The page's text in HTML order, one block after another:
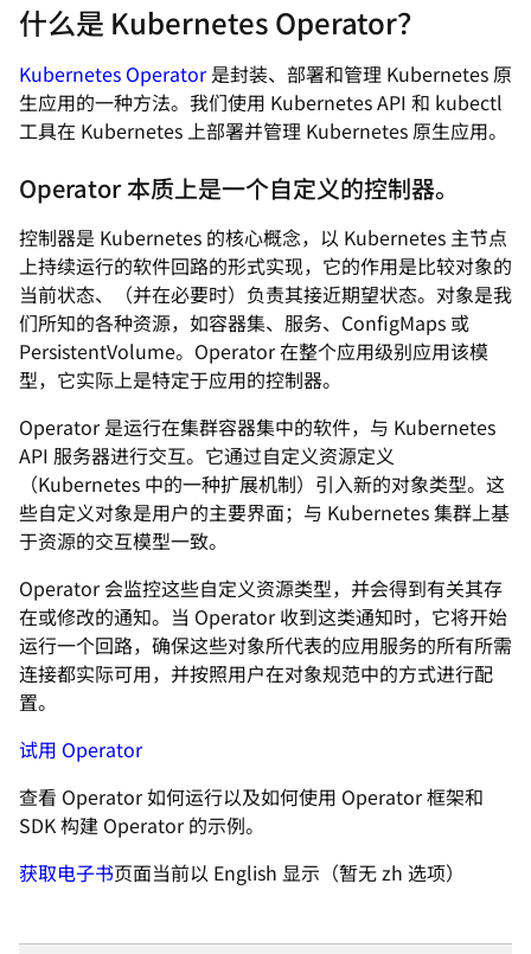
什么是 Kubernetes Operator？
Kubernetes Operator是封装、部署和管理 Kubernetes 原
生应用的一种方法。我们使用 Kubernetes API 和 kubectl
工具在 Kubernetes 上部署并管理 Kubernetes 原生应用。
Operator 本质上是一个自定义的控制器。
控制器是 Kubernetes 的核心概念，以 Kubernetes 主节点
上持续运行的软件回路的形式实现，它的作用是比较对象的
当前状态、（并在必要时）负责其接近期望状态。对象是我
们所知的各种资源，如容器集、服务、ConfigMaps 或
PersistentVolume。Operator 在整个应用级别应用该模
型，它实际上是特定于应用的控制器。
Operator 是运行在集群容器集中的软件，与 Kubernetes
API 服务器进行交互。它通过自定义资源定义
（Kubernetes 中的一种扩展机制）引入新的对象类型。这
些自定义对象是用户的主要界面；与 Kubernetes 集群上基
于资源的交互模型一致。
Operator 会监控这些自定义资源类型，并会得到有关其存
在或修改的通知。当 Operator 收到这类通知时，它将开始
运行一个回路，确保这些对象所代表的应用服务的所有所需
连接都实际可用，并按照用户在对象规范中的方式进行配
置。
试用 Operator
查看 Operator 如何运行以及如何使用 Operator 框架和
SDK 构建 Operator 的示例。
获取电子书页面当前以 English 显示（暂无 zh 选项）